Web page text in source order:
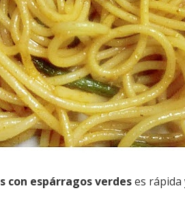
con espárragos verdeses rápida